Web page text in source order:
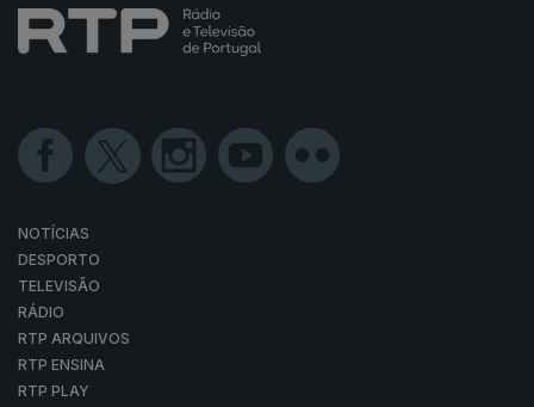
NOTÍCIAS
DESPORTO
TELEVISÃO
RÁDIO
RTP ARQUIVOS
RTP ENSINA
RTP PLAY